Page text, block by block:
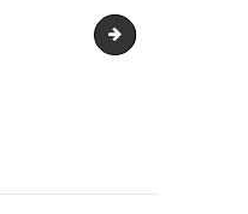
post-6